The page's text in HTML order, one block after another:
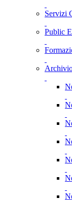
Servizi
Public